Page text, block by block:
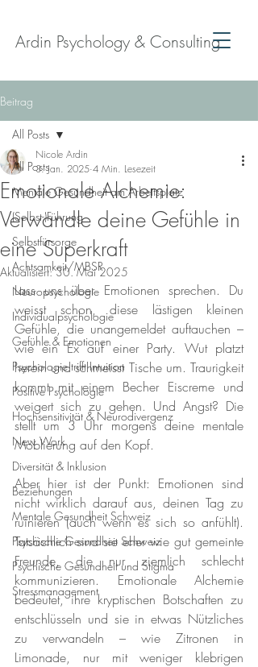
Ardin Psychology & Consulting
Beitrag
All Posts
Mentale Gesundheit am Arbeitsplatz
(Selbst-)Führung
Selbstfürsorge
Achtsamkeit/MBSR
Neuropsychologie
Individualpsychologie
Gefühle & Emotionen
Psychologie trifft Intuition
Positive Psychologie
Hochsensitivität & Neurodivergenz
New Work
Diversität & Inklusion
Beziehungen
Mentale Gesundheit Schweiz
Psychische Gesundheit Schweiz
Psychische Gesundheit und Stigma
Stressmanagement
All Posts
Emotionale Alchemie:
Verwandle deine Gefühle in
eine Superkraft
Nicole Ardin
3. Jan. 2025 4 Min. Lesezeit
Aktualisiert:30. Mai 2025
Lass uns über Emotionen sprechen. Du
weisst schon, diese lästigen kleinen
Gefühle, die unangemeldet auftauchen –
wie ein Ex auf einer Party. Wut platzt
herein und schmeisst Tische um. Traurigkeit
kommt mit einem Becher Eiscreme und
weigert sich zu gehen. Und Angst? Die
stellt um 3 Uhr morgens deine mentale
Möblierung auf den Kopf.
Aber hier ist der Punkt: Emotionen sind
nicht wirklich darauf aus, deinen Tag zu
ruinieren (auch wenn es sich so anfühlt).
Tatsächlich sind sie eher wie gut gemeinte
Freunde, die nur ziemlich schlecht
kommunizieren. Emotionale Alchemie
bedeutet, ihre kryptischen Botschaften zu
entschlüsseln und sie in etwas Nützliches
zu verwandeln – wie Zitronen in
Limonade, nur mit weniger klebrigen